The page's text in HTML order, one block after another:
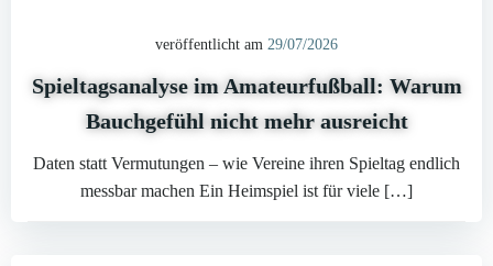
veröffentlicht am 29/07/2026
Spieltagsanalyse im Amateurfußball: Warum
Bauchgefühl nicht mehr ausreicht
Daten statt Vermutungen – wie Vereine ihren Spieltag endlich
messbar machen Ein Heimspiel ist für viele […]